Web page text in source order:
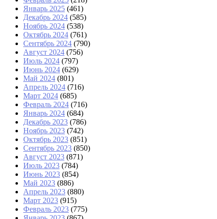
Январь 2025 (461)
Декабрь 2024 (585)
Ноябрь 2024 (538)
Октябрь 2024 (761)
Сентябрь 2024 (790)
Август 2024 (756)
Июль 2024 (797)
Июнь 2024 (629)
Май 2024 (801)
Апрель 2024 (716)
Март 2024 (685)
Февраль 2024 (716)
Январь 2024 (684)
Декабрь 2023 (786)
Ноябрь 2023 (742)
Октябрь 2023 (851)
Сентябрь 2023 (850)
Август 2023 (871)
Июль 2023 (784)
Июнь 2023 (854)
Май 2023 (886)
Апрель 2023 (880)
Март 2023 (915)
Февраль 2023 (775)